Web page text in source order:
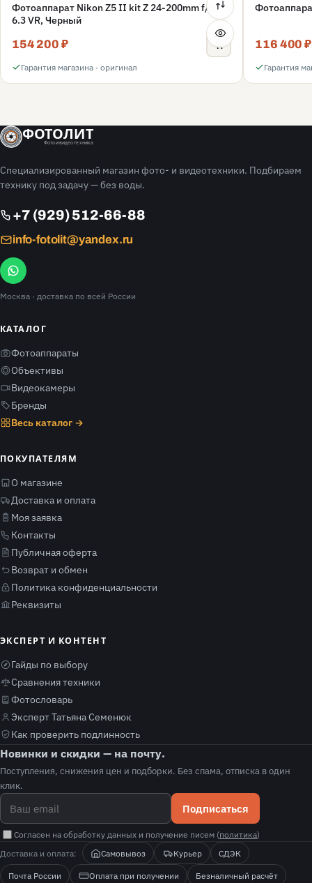
Фотоаппарат Nikon Z5 II kit Z 24-200mm f/4-
6.3 VR, Черный
154 200 ₽
Гарантия магазина · оригинал
116 400 ₽
Гарантия
ФОТОЛИТ
Фото и видео техника
Специализированный магазин фото- и видеотехники. Подбираем
технику под задачу — без воды.
+7 (929) 512-66-88
info-fotolit@yandex.ru
Москва · доставка по всей России
КАТАЛОГ
Фотоаппараты
Объективы
Видеокамеры
Бренды
Весь каталог →
ПОКУПАТЕЛЯМ
О магазине
Доставка и оплата
Моя заявка
Контакты
Публичная оферта
Возврат и обмен
Политика конфиденциальности
Реквизиты
ЭКСПЕРТ И КОНТЕНТ
Гайды по выбору
Сравнения техники
Фотословарь
Эксперт Татьяна Семенюк
Как проверить подлинность
Новинки и скидки — на почту.
Поступления, снижения цен и подборки. Без спама, отписка в один
клик.
Подписаться
Согласен на обработку данных и получение писем (политика)
Доставка и оплата: Самовывоз Курьер
СДЭК
Почта России
Оплата при получении Безналичный расчёт